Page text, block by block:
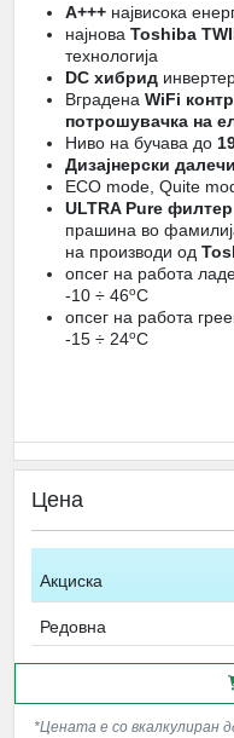
A+++највисока
најнова Toshiba
технологија
DC хибрид
Вградена WiFi
потрошувачка на
Ниво на бучава до
Дизајнерски
ECO mode, Quite
ULTRA Pure филтер
прашина во
на производи од
опсег на работа
-10 ÷ 46oC
опсег на работа
-15 ÷ 24oC
Цена
Акциска
Редовна
*Цената е со вкалкулиран